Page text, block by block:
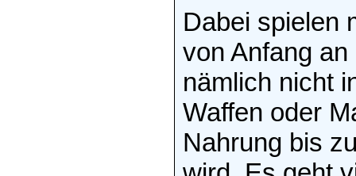
Dabei spielen
von Anfang
nämlich nicht
Waffen oder
Nahrung bis